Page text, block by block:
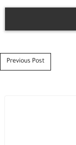
Previous Post